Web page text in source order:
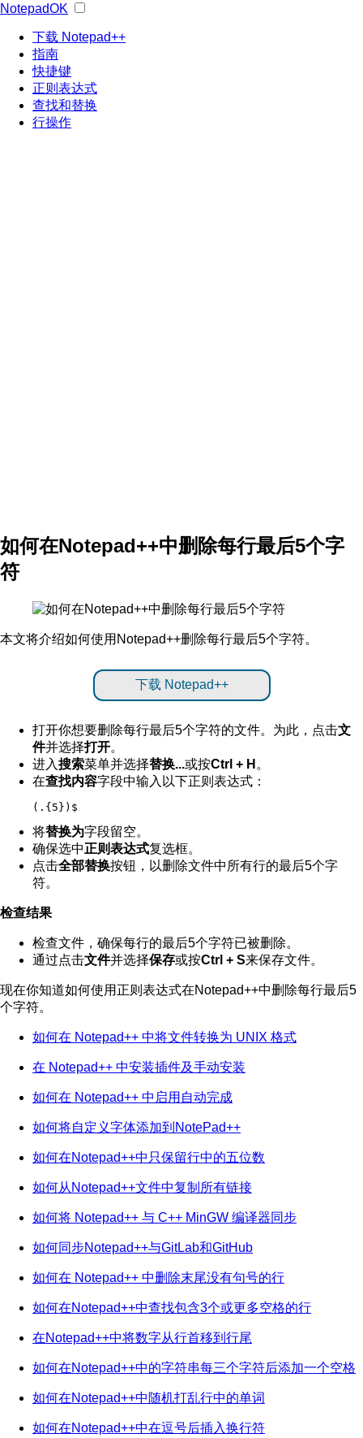
NotepadOK
下载 Notepad++
指南
快捷键
正则表达式
查找和替换
行操作
如何在Notepad++中删除每行最后5个字
符
本文将介绍如何使用Notepad++删除每行最后5个字符。
下载 Notepad++
打开你想要删除每行最后5个字符的文件。为此，点击文
件并选择打开。
进入搜索菜单并选择替换...或按Ctrl + H 。
在查找内容字段中输入以下正则表达式：
(.{5})$
将替换为字段留空。
确保选中正则表达式复选框。
点击全部替换按钮，以删除文件中所有行的最后5个字
符。
检查结果
检查文件，确保每行的最后5个字符已被删除。
通过点击文件并选择保存或按Ctrl + S来保存文件。
现在你知道如何使用正则表达式在Notepad++中删除每行最后5
个字符。
如何在 Notepad++ 中将文件转换为 UNIX 格式
在 Notepad++ 中安装插件及手动安装
如何在 Notepad++ 中启用自动完成
如何将自定义字体添加到NotePad++
如何在Notepad++中只保留行中的五位数
如何从Notepad++文件中复制所有链接
如何将 Notepad++ 与 C++ MinGW 编译器同步
如何同步Notepad++与GitLab和GitHub
如何在 Notepad++ 中删除末尾没有句号的行
如何在Notepad++中查找包含3个或更多空格的行
在Notepad++中将数字从行首移到行尾
如何在Notepad++中的字符串每三个字符后添加一个空格
如何在Notepad++中随机打乱行中的单词
如何在Notepad++中在逗号后插入换行符